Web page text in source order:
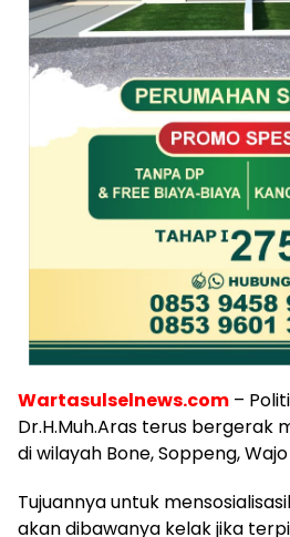
Wartasulselnews.com –
Dr.H.Muh.Aras terus bergerak
di wilayah Bone, Soppeng,
Tujuannya untuk
akan dibawanya kelak jika